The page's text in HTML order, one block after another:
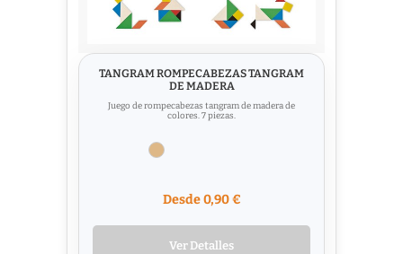
TANGRAM ROMPECABEZAS TANGRAM
DE MADERA
Juego de rompecabezas tangram de madera de
colores. 7 piezas.
Desde 0,90 €
Ver Detalles